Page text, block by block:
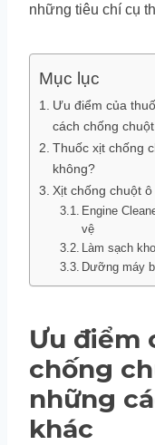
những tiêu chí cụ
Mục lục
Ưu điểm của
cách chống
Thuốc xịt chống
không?
Xịt chống chuột
Engine
vệ
Làm sạch
Dưỡng máy
Ưu điểm
chống
những
khác